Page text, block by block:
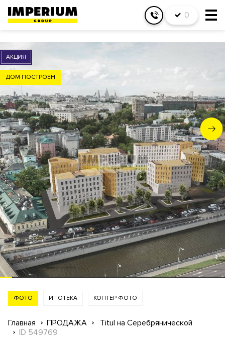
0
АКЦИЯ
ДОМ ПОСТРОЕН
ФОТО ИПОТЕКА КОПТЕР ФОТО
Главная ПРОДАЖА
Titul на Cеребрянической
ID 549769